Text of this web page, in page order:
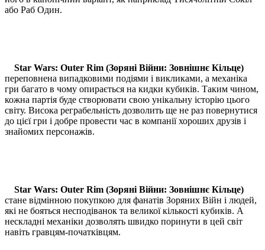
або Раб Один.
Star Wars: Outer Rim (Зоряні Війни: Зовнішнє Кільце)
переповнена випадковими подіями і викликами, а механіка
гри багато в чому опирається на кидки кубиків. Таким чином,
кожна партія буде створювати свою унікальну історію цього
світу. Висока реграбельність дозволить ще не раз повернутися
до цієї гри і добре провести час в компанії хороших друзів і
знайомих персонажів.
Star Wars: Outer Rim (Зоряні Війни: Зовнішнє Кільце)
стане відмінною покупкою для фанатів Зоряних Війн і людей,
які не бояться несподіванок та великої кількості кубиків. А
нескладні механіки дозволять швидко поринути в цей світ
навіть гравцям-початківцям.